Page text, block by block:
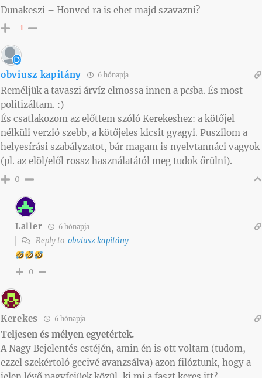
Dunakeszi – Honved ra is ehet majd szavazni?
-1
obviusz kapitány 6 hónapja
Reméljük a tavaszi árvíz elmossa innen a pcsba. És most
politizáltam. :)
És csatlakozom az előttem szóló Kerekeshez: a kötőjel
nélküli verzió szebb, a kötőjeles kicsit gyagyi. Puszilom a
helyesírási szabályzatot, bár magam is nyelvtannáci vagyok
(pl. az elöl/elől rossz használatától meg tudok őrülni).
0
Laller 6 hónapja
Reply to obviusz kapitány
0
Kerekes 6 hónapja
Teljesen és mélyen egyetértek.
A Nagy Bejelentés estéjén, amin én is ott voltam (tudom,
ezzel szekértoló gecivé avanzsálva) azon filóztunk, hogy a